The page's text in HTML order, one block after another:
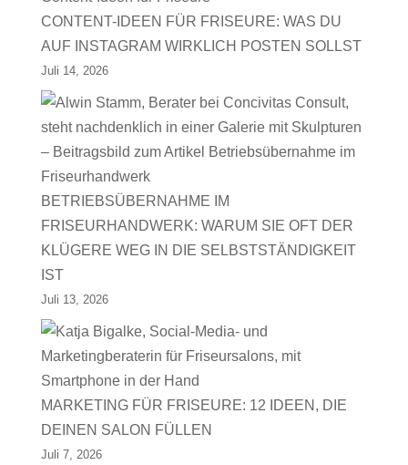
CONTENT-IDEEN FÜR FRISEURE: WAS DU
AUF INSTAGRAM WIRKLICH POSTEN SOLLST
Juli 14, 2026
BETRIEBSÜBERNAHME IM
FRISEURHANDWERK: WARUM SIE OFT DER
KLÜGERE WEG IN DIE SELBSTSTÄNDIGKEIT
IST
Juli 13, 2026
MARKETING FÜR FRISEURE: 12 IDEEN, DIE
DEINEN SALON FÜLLEN
Juli 7, 2026